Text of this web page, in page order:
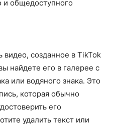
и общедоступного
видео, созданное в TikTok
найдете его в галерее с
или водяного знака. Это
которая обычно
его
удалить текст или